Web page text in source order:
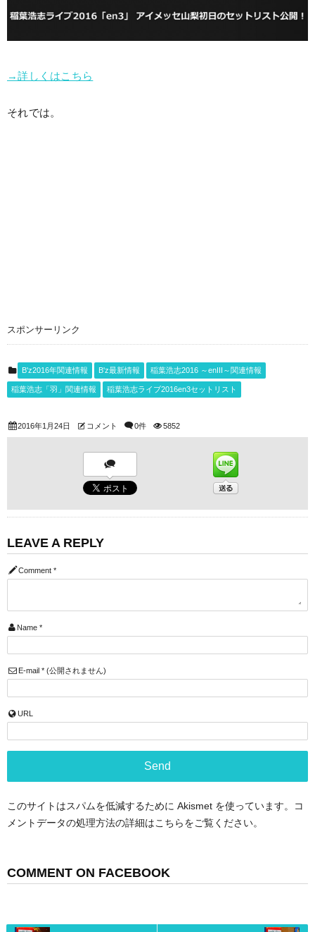
→詳しくはこちら
それでは。
スポンサーリンク
B'z2016年関連情報 B'z最新情報 稲葉浩志2016 ～enIII～関連情報
稲葉浩志「羽」関連情報 稲葉浩志ライブ2016en3セットリスト
2016年1月24日 コメント 0件 5852
LEAVE A REPLY
Comment *
Name *
E-mail *(公開されません)
URL
このサイトはスパムを低減するために Akismet を使っています。
コ
メントデータの処理方法の詳細はこちらをご覧ください。
COMMENT ON FACEBOOK